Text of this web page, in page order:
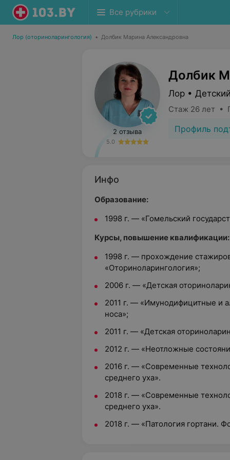
Все рубрики
Лор (оториноларингология) • Долбик Марина Александровна
2 отзыва
5.0
Долбик
Лор •
Стаж 26 лет •
Профиль
Инфо
Образование:
1998 г. — «Гомельский
Курсы, повышение квалификации:
1998 г. — прохождение
«Оториноларингология»;
2006 г. — «Детская
2011 г. — «Имунодифицитные и
носа»;
2011 г. — «Детская
2012 г. — «Неотложные
2016 г. — «Современные
среднего уха».
2018 г. — «Современные
среднего уха».
2018 г. — «Патология гортани.